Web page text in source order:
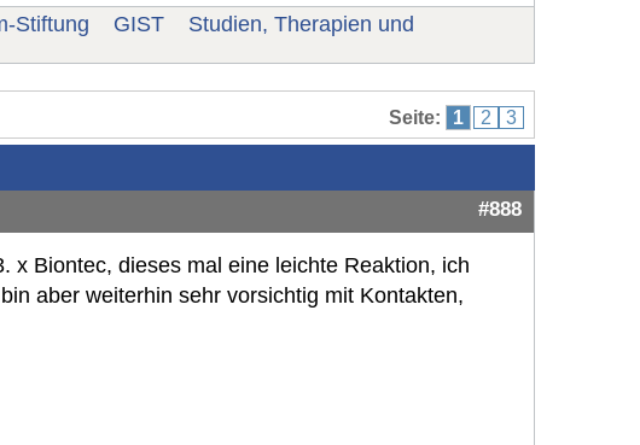
Stiftung GIST
Studien, Therapien und
Seite: 1 2 3
#888
x Biontec, dieses mal eine leichte Reaktion, ich
aber weiterhin sehr vorsichtig mit Kontakten,